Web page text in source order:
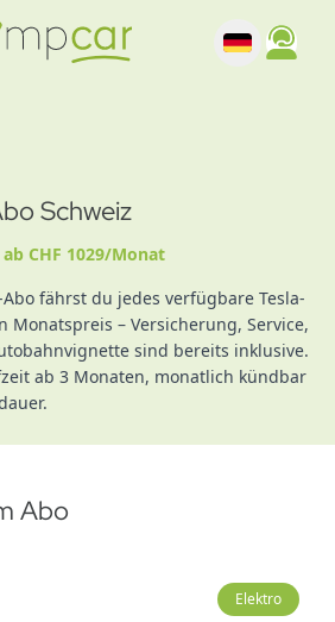
Schweiz
CHF 1029/Monat
fährst du jedes verfügbare Tesla-
Monatspreis – Versicherung, Service,
sind bereits inklusive.
ab 3 Monaten, monatlich kündbar
Abo
Elektro